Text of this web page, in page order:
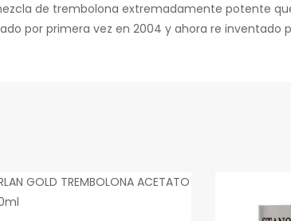
de trembolona extremadamente potente
por primera vez en 2004 y ahora re inventado